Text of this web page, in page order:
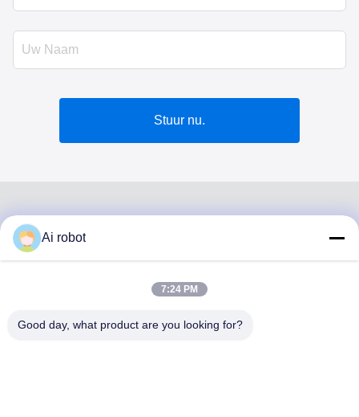
Stuur nu.
LABORATORY
Ai robot
7:24 PM
Good day, what product are you looking for?